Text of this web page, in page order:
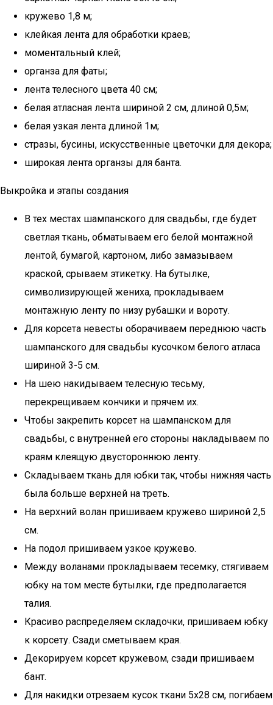
кружево 1,8 м;
клейкая лента для обработки краев;
моментальный клей;
органза для фаты;
лента телесного цвета 40 см;
белая атласная лента шириной 2 см, длиной 0,5м;
белая узкая лента длиной 1м;
стразы, бусины, искусственные цветочки для декора;
широкая лента органзы для банта.
Выкройка и этапы создания
В тех местах шампанского для свадьбы, где будет
светлая ткань, обматываем его белой монтажной
лентой, бумагой, картоном, либо замазываем
краской, срываем этикетку. На бутылке,
символизирующей жениха, прокладываем
монтажную ленту по низу рубашки и вороту.
Для корсета невесты оборачиваем переднюю часть
шампанского для свадьбы кусочком белого атласа
шириной 3-5 см.
На шею накидываем телесную тесьму,
перекрещиваем кончики и прячем их.
Чтобы закрепить корсет на шампанском для
свадьбы, с внутренней его стороны накладываем по
краям клеящую двустороннюю ленту.
Складываем ткань для юбки так, чтобы нижняя часть
была больше верхней на треть.­
На верхний волан пришиваем кружево шириной 2,5
см.
На подол пришиваем узкое кружево.
Между воланами прокладываем тесемку, стягиваем
юбку на том месте бутылки, где предполагается
талия.
Красиво распределяем складочки, пришиваем юбку
к корсету. Сзади сметываем края.
Декорируем корсет кружевом, сзади пришиваем
бант.
Для накидки отрезаем кусок ткани 5х28 см, погибаем